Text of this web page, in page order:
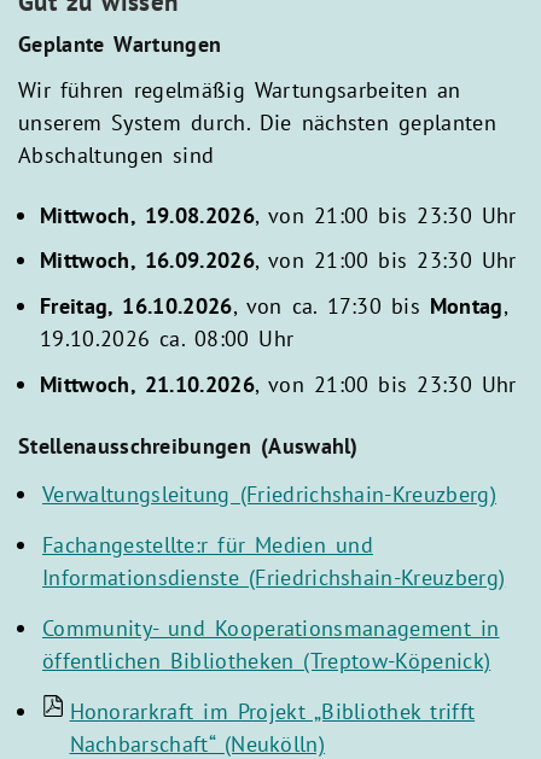
Geplante Wartungen
Wir führen regelmäßig Wartungsarbeiten an
unserem System durch. Die nächsten geplanten
Abschaltungen sind
Mittwoch, 19.08.2026, von 21:00 bis 23:30 Uhr
Mittwoch, 16.09.2026, von 21:00 bis 23:30 Uhr
Freitag, 16.10.2026, von ca. 17:30 bis Montag,
19.10.2026 ca. 08:00 Uhr
Mittwoch, 21.10.2026, von 21:00 bis 23:30 Uhr
Stellenausschreibungen (Auswahl)
Verwaltungsleitung (Friedrichshain-Kreuzberg)
Fachangestellte:r für Medien und
Informationsdienste (Friedrichshain-Kreuzberg)
Community- und Kooperationsmanagement in
öffentlichen Bibliotheken (Treptow-Köpenick)
Honorarkraft im Projekt „Bibliothek trifft
Nachbarschaft“ (Neukölln)